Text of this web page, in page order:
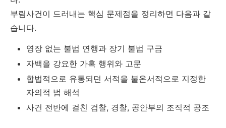
부림사건이 드러내는 핵심 문제점을 정리하면 다음과 같
습니다.
영장 없는 불법 연행과 장기 불법 구금
자백을 강요한 가혹 행위와 고문
합법적으로 유통되던 서적을 불온서적으로 지정한
자의적 법 해석
사건 전반에 걸친 검찰, 경찰, 공안부의 조직적 공조